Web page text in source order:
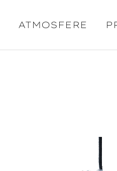
ATMOSFERE